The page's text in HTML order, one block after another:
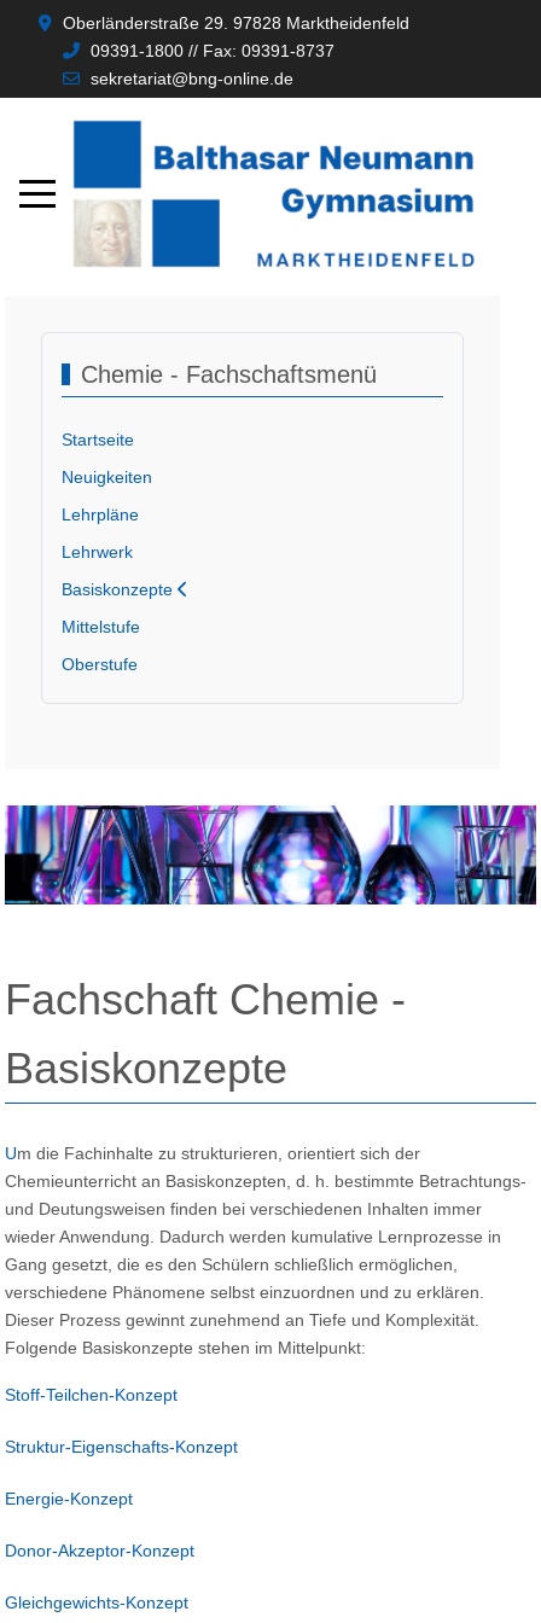
Oberländerstraße 29. 97828 Marktheidenfeld
09391-1800 // Fax: 09391-8737
sekretariat@bng-online.de
Chemie - Fachschaftsmenü
Startseite
Neuigkeiten
Lehrpläne
Lehrwerk
Basiskonzepte
Mittelstufe
Oberstufe
Fachschaft Chemie -
Basiskonzepte
Um die Fachinhalte zu strukturieren, orientiert sich der
Chemieunterricht an Basiskonzepten, d. h. bestimmte Betrachtungs-
und Deutungsweisen finden bei verschiedenen Inhalten immer
wieder Anwendung. Dadurch werden kumulative Lernprozesse in
Gang gesetzt, die es den Schülern schließlich ermöglichen,
verschiedene Phänomene selbst einzuordnen und zu erklären.
Dieser Prozess gewinnt zunehmend an Tiefe und Komplexität.
Folgende Basiskonzepte stehen im Mittelpunkt:
Stoff-Teilchen-Konzept
Struktur-Eigenschafts-Konzept
Energie-Konzept
Donor-Akzeptor-Konzept
Gleichgewichts-Konzept